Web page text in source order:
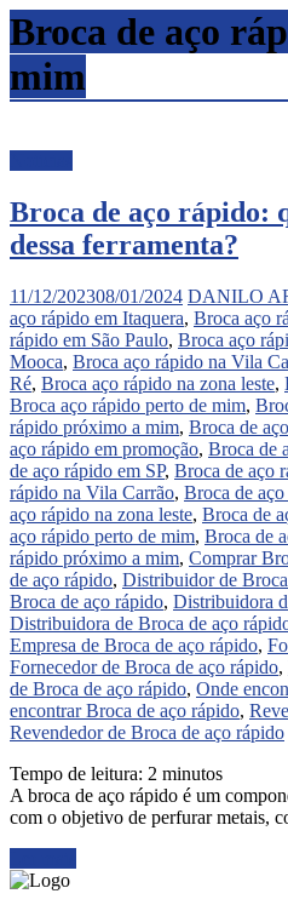
Broca de aço
mim
Broca de aço rápido:
dessa ferramenta?
11/12/202308/01/2024 DANILO
aço rápido em Itaquera, Broca aço
rápido em São Paulo, Broca aço
Mooca, Broca aço rápido na Vila
Ré, Broca aço rápido na zona leste,
Broca aço rápido perto de mim,
rápido próximo a mim, Broca de
aço rápido em promoção, Broca de
de aço rápido em SP, Broca de aço
rápido na Vila Carrão, Broca de
aço rápido na zona leste, Broca de
aço rápido perto de mim, Broca de
rápido próximo a mim, Comprar
de aço rápido, Distribuidor de
Broca de aço rápido, Distribuidora
Distribuidora de Broca de aço
Empresa de Broca de aço rápido,
Fornecedor de Broca de aço rápido,
de Broca de aço rápido, Onde
encontrar Broca de aço rápido,
Revendedor de Broca de aço rápido
Tempo de leitura: 2 minutos
A broca de aço rápido é um
com o objetivo de perfurar metais,